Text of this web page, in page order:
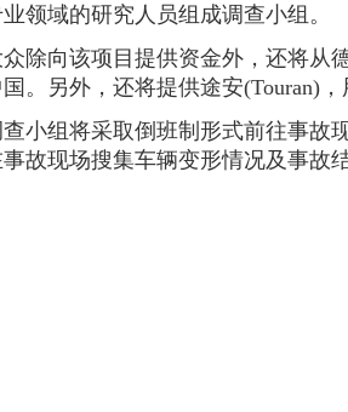
领域的研究人员组成调查小组。
向该项目提供资金外，还将从
。另外，还将提供途安(Touran)
组将采取倒班制形式前往事故
故现场搜集车辆变形情况及事故